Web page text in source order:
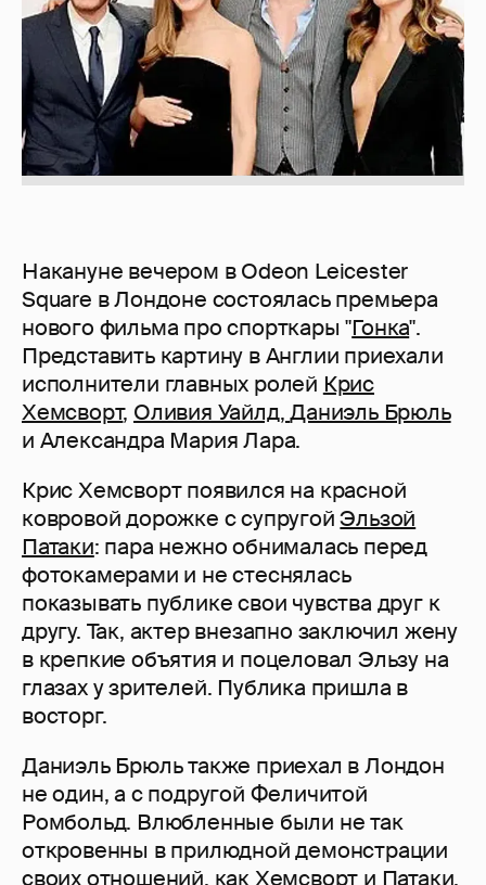
Накануне вечером в Odeon Leicester
Square в Лондоне состоялась премьера
нового фильма про спорткары "Гонка".
Представить картину в Англии приехали
исполнители главных ролей Крис
Хемсворт, Оливия Уайлд,Даниэль Брюль
и Александра Мария Лара.
Крис Хемсворт появился на красной
ковровой дорожке с супругойЭльзой
Патаки: пара нежно обнималась перед
фотокамерами и не стеснялась
показывать публике свои чувства друг к
другу. Так, актер внезапно заключил жену
в крепкие объятия и поцеловал Эльзу на
глазах у зрителей. Публика пришла в
восторг.
Даниэль Брюль также приехал в Лондон
не один, а с подругой Феличитой
Ромбольд. Влюбленные были не так
откровенны в прилюдной демонстрации
своих отношений, как Хемсворт и Патаки.